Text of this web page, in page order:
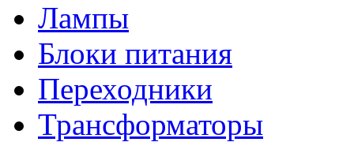
Лампы
Блоки питания
Переходники
Трансформаторы